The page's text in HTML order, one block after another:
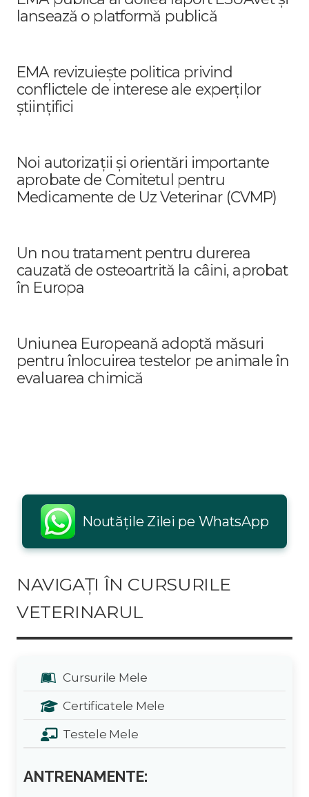
lansează o platformă publică
EMA revizuiește politica privind
conflictele de interese ale experților
științifici
Noi autorizații și orientări importante
aprobate de Comitetul pentru
Medicamente de Uz Veterinar (CVMP)
Un nou tratament pentru durerea
cauzată de osteoartrită la câini, aprobat
în Europa
Uniunea Europeană adoptă măsuri
pentru înlocuirea testelor pe animale în
evaluarea chimică
Noutățile Zilei pe WhatsApp
NAVIGAȚI ÎN CURSURILE
VETERINARUL
Cursurile Mele
Certificatele Mele
Testele Mele
ANTRENAMENTE: